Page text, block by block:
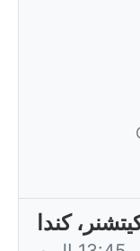
كندا